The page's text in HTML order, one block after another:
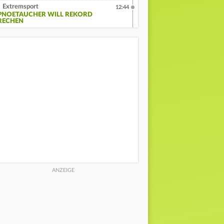
Extremsport
WILL REKORD
12:44